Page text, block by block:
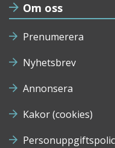
Om oss
Prenumerera
Nyhetsbrev
Annonsera
Kakor (cookies)